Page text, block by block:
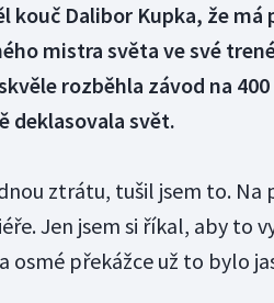
kouč Dalibor Kupka, že má
mistra světa ve své
rozběhla závod na
deklasovala svět.
ztrátu, tušil jsem to. Na
Jen jsem si říkal, aby to
osmé překážce už to bylo